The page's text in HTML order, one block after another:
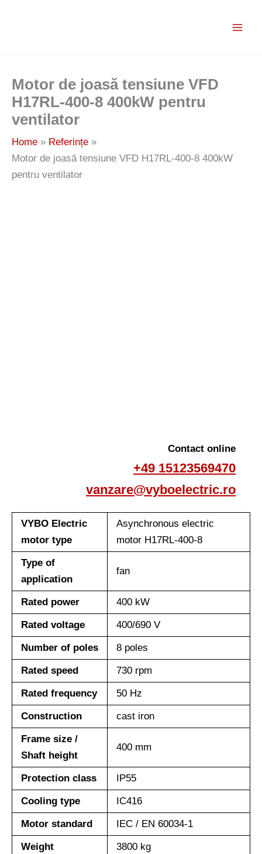
Motor de joasă tensiune VFD
H17RL-400-8 400kW pentru
ventilator
Home
Referințe
Motor de joasă tensiune VFD H17RL-400-8 400kW
pentru ventilator
Contact online
+49 15123569470
vanzare@vyboelectric.ro
VYBO Electric
motor type
Asynchronous electric
motor H17RL-400-8
Type of
application
fan
Rated power 400 kW
Rated voltage 400/690 V
Number of poles 8 poles
Rated speed 730 rpm
Rated frequency 50 Hz
Construction cast iron
Frame size /
Shaft height
400 mm
Protection class IP55
Cooling type IC416
Motor standard IEC / EN 60034-1
Weight 3800 kg